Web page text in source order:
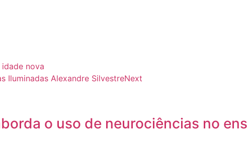
nova
Iluminadas Alexandre SilvestreNext
o uso de neurociências no